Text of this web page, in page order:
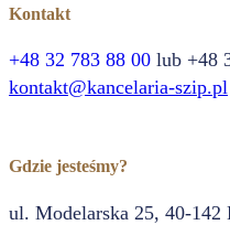
Kontakt
+48 32 783 88 00 lub +48
kontakt@kancelaria-szip.pl
Gdzie jesteśmy?
ul. Modelarska 25, 40‑142